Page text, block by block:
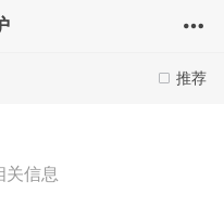
推荐
关信息